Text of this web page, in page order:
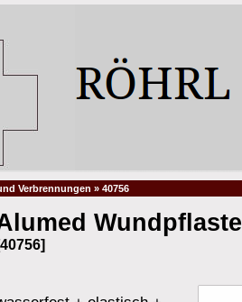
Verbrennungen » 40756